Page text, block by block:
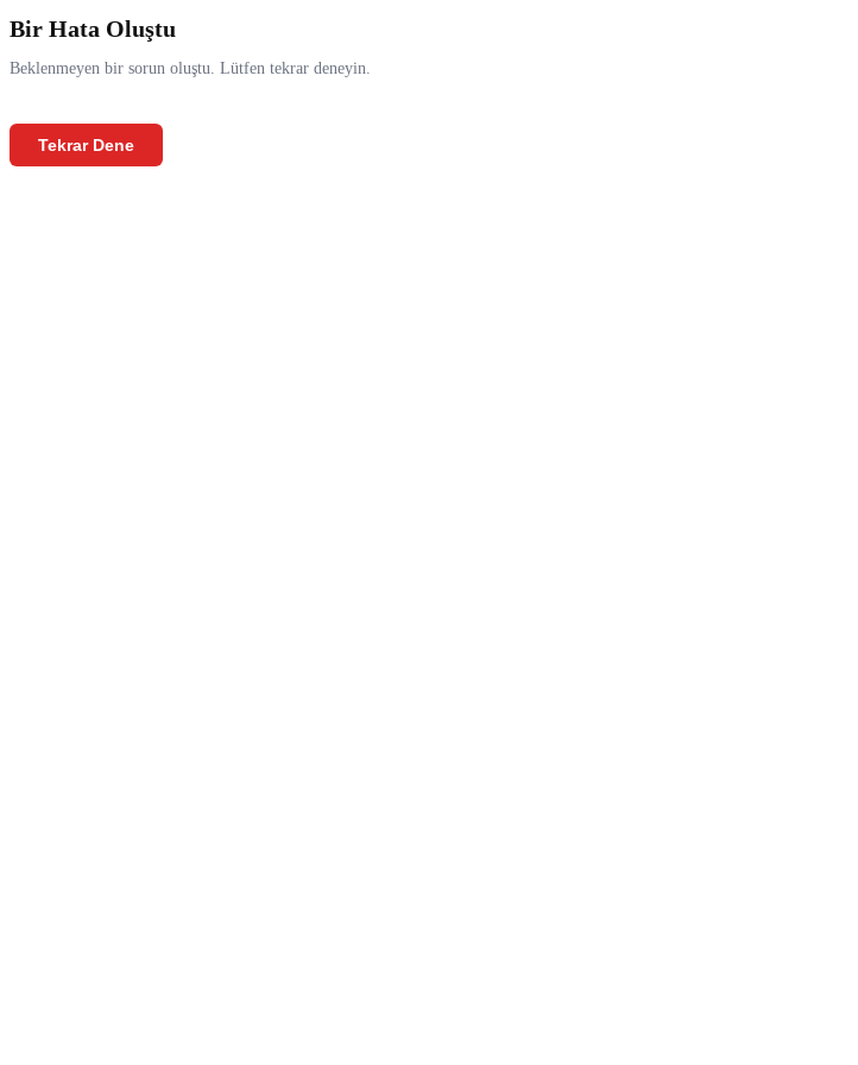
Bir Hata Oluştu
Beklenmeyen bir sorun oluştu. Lütfen tekrar deneyin.
Tekrar Dene